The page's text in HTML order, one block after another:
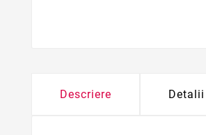
Descriere